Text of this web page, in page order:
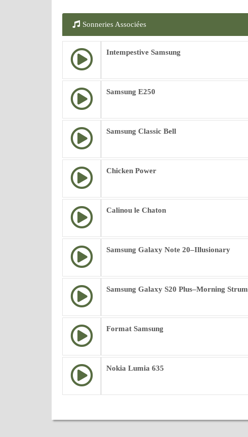
Sonneries Associées
Intempestive Samsung
Samsung E250
Samsung Classic Bell
Chicken Power
Calinou le Chaton
Samsung Galaxy Note 20–Illusionary
Samsung Galaxy S20 Plus–Morning Strum
Format Samsung
Nokia Lumia 635